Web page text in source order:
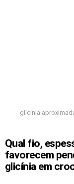
glicínia
Qual fio,
favorecem
glicínia em